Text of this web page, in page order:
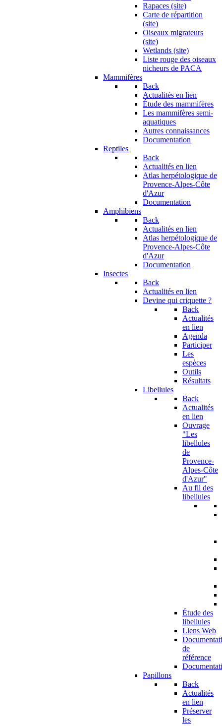
Rapaces (site)
Carte de répartition
(site)
Oiseaux migrateurs
(site)
Wetlands (site)
Liste rouge des oiseaux
nicheurs de PACA
Mammifères
Back
Actualités en lien
Étude des mammifères
Les mammifères semi-
aquatiques
Autres connaissances
Documentation
Reptiles
Back
Actualités en lien
Atlas herpétologique de
Provence-Alpes-Côte
d'Azur
Documentation
Amphibiens
Back
Actualités en lien
Atlas herpétologique de
Provence-Alpes-Côte
d'Azur
Documentation
Insectes
Back
Actualités en lien
Devine qui criquette ?
Back
Actualités
en lien
Agenda
Participer
Les
espèces
Outils
Résultats
Libellules
Back
Actualités
en lien
Ouvrage
"Les
libellules
de
Provence-
Alpes-Côte
d'Azur"
Au fil des
libellules
Étude des
libellules
Liens Web
de
référence
Papillons
Back
Actualités
en lien
Préserver
les